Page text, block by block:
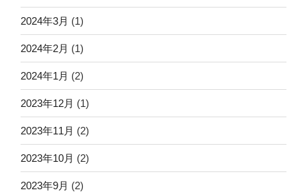
2024年3月 (1)
2024年2月 (1)
2024年1月 (2)
2023年12月 (1)
2023年11月 (2)
2023年10月 (2)
2023年9月 (2)